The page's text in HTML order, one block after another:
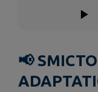
📢